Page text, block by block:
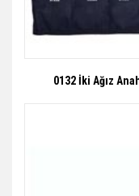
0132 İki Ağız